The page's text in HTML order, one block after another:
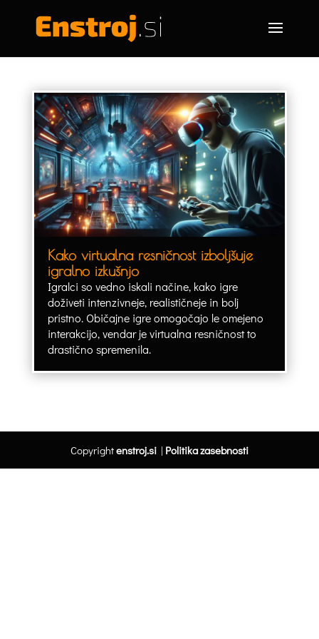
Kako virtualna resničnost izboljšuje
igralno izkušnjo
Igralci so vedno iskali načine, kako igre
doživeti intenzivneje, realističneje in bolj
pristno. Običajne igre omogočajo le omejeno
interakcijo, vendar je virtualna resničnost to
drastično spremenila.
Copyrightenstroj.si| Politika zasebnosti